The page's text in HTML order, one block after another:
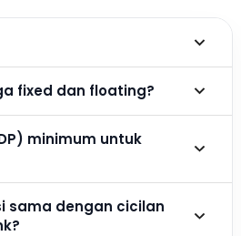
fixed dan floating?
minimum untuk
sama dengan cicilan